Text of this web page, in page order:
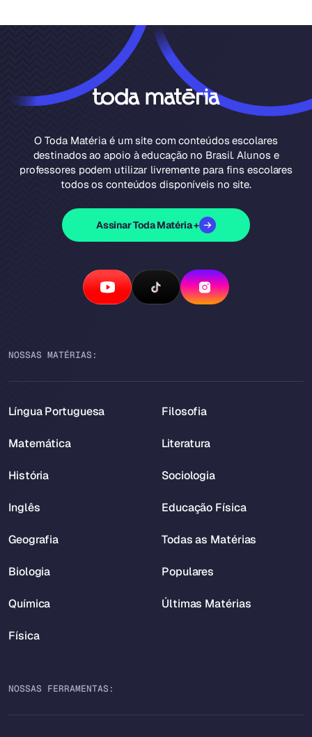
O Toda Matéria é um site com conteúdos escolares
destinados ao apoio à educação no Brasil. Alunos e
professores podem utilizar livremente para fins escolares
todos os conteúdos disponíveis no site.
Assinar Toda Matéria +
NOSSAS MATÉRIAS:
Língua Portuguesa
Matemática
História
Inglês
Geografia
Biologia
Química
Física
Filosofia
Literatura
Sociologia
Educação Física
Todas as Matérias
Populares
Últimas Matérias
NOSSAS FERRAMENTAS: